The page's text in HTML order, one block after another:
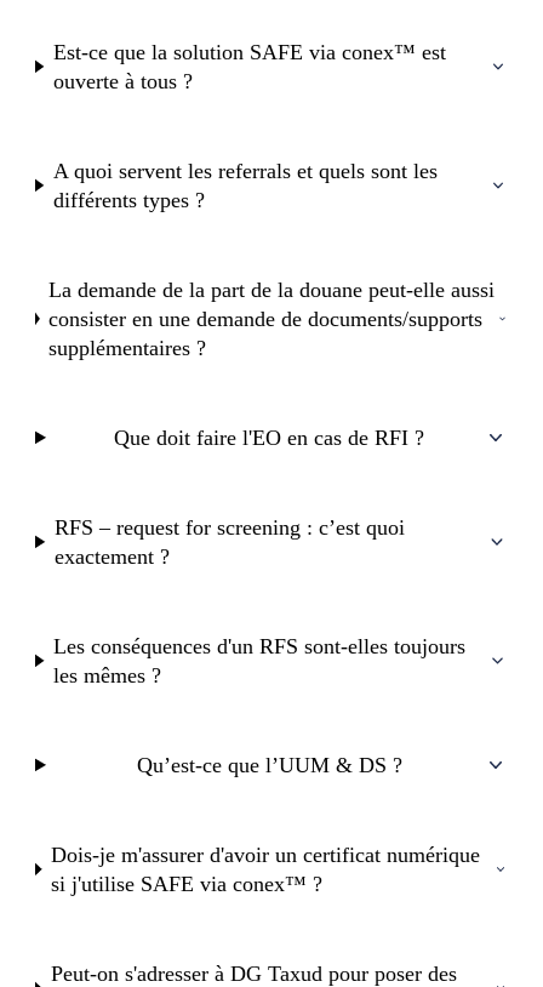
Est-ce que la solution SAFE via conex™ est
ouverte à tous ?
A quoi servent les referrals et quels sont les
différents types ?
La demande de la part de la douane peut-elle aussi
consister en une demande de documents/supports
supplémentaires ?
Que doit faire l'EO en cas de RFI ?
RFS – request for screening : c’est quoi
exactement ?
Les conséquences d'un RFS sont-elles toujours
les mêmes ?
Qu’est-ce que l’UUM & DS ?
Dois-je m'assurer d'avoir un certificat numérique
si j'utilise SAFE via conex™ ?
Peut-on s'adresser à DG Taxud pour poser des